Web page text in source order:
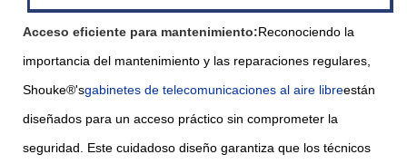
Acceso eficiente para mantenimiento:Reconociendo la
importancia del mantenimiento y las reparaciones regulares,
Shouke®'sgabinetes de telecomunicaciones al aire libreestán
diseñados para un acceso práctico sin comprometer la
seguridad. Este cuidadoso diseño garantiza que los técnicos